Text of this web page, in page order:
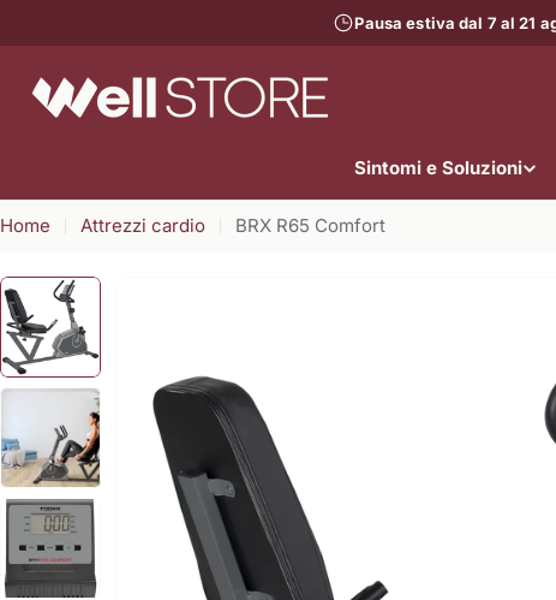
al
Pausa estiva dal 7 al 21
Sintomi e Soluzioni
Home Attrezzi cardio BRX R65 Comfort